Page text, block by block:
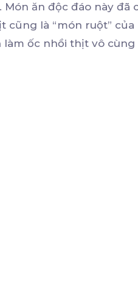
ăn độc đáo này đã
cũng là “món ruột” của
làm ốc nhồi thịt vô cùng